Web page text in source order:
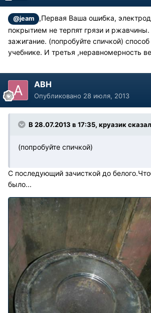
@jeam
,Первая Ваша ошибка,
покрытием не терпят грязи и
зажигание. (попробуйте спичкой)
учебнике. И третья ,неравномерность
АВН
Опубликовано 28 июля, 2013
В 28.07.2013 в 17:35, круазик
(попробуйте спичкой)
С последующий зачисткой до
было...